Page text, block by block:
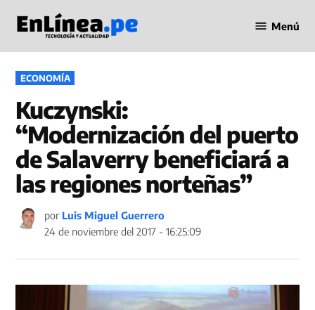
contenido
en Línea
Menú
PUBLICADO
EN
ECONOMÍA
Kuczynski:
“Modernización del puerto
de Salaverry beneficiará a
las regiones norteñas”
por Luis Miguel Guerrero
24 de noviembre del 2017 - 16:25:09